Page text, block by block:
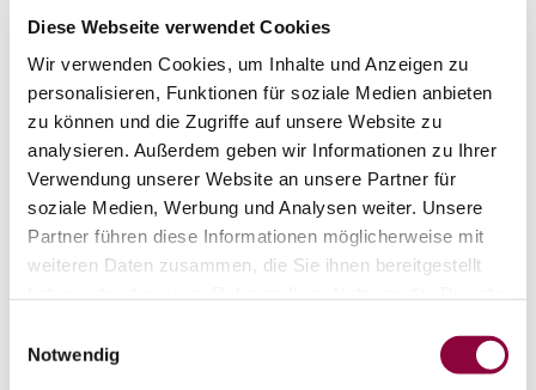
Diese Webseite verwendet Cookies
Wir verwenden Cookies, um Inhalte und Anzeigen zu
personalisieren, Funktionen für soziale Medien anbieten
zu können und die Zugriffe auf unsere Website zu
analysieren. Außerdem geben wir Informationen zu Ihrer
Verwendung unserer Website an unsere Partner für
soziale Medien, Werbung und Analysen weiter. Unsere
Partner führen diese Informationen möglicherweise mit
weiteren Daten zusammen, die Sie ihnen bereitgestellt
Notwendig
übernehmen wir keine Haftung. Es handelt sich um
und Richtigkeit der Informationen erfolgt durch die
Tourismus GmbH "Im Herzen Rheinhessens" nicht. Die
Tourismus GmbH "Im Herzen Rheinhessens" leistet
keine Gewähr und haftet nicht für die von Dritten
bereitgestellten Informationen. Alle Veranstalter sind
verpflichtet, sämtliche Angaben wahrheitsgemäß nach
bestem Wissen und Gewissen zu leisten. Auch für
Veranstaltungen übernimmt die Tourismus GmbH "Im
Herzen Rheinhessens" keine Haftung. Wird zu der